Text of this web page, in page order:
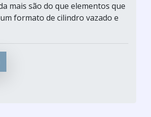
mais são do que elementos que
formato de cilindro vazado e